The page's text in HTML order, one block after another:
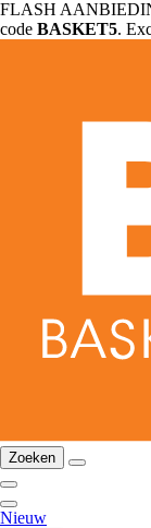
FLASH
code BASKET5.
Zoeken
Nieuw